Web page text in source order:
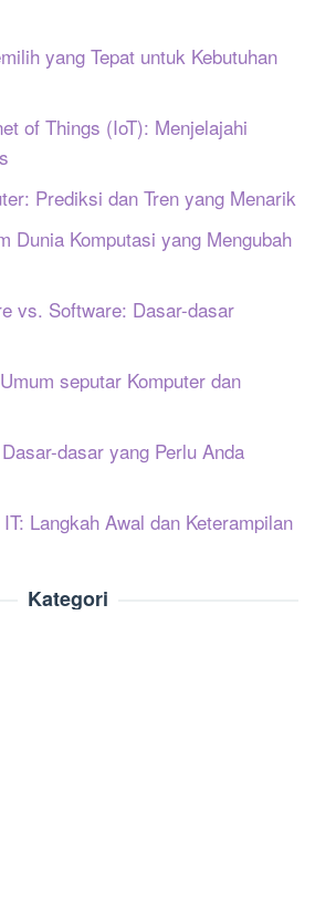
yang Tepat untuk Kebutuhan
of Things (IoT): Menjelajahi
Prediksi dan Tren yang Menarik
Dunia Komputasi yang Mengubah
vs. Software: Dasar-dasar
seputar Komputer dan
dasar yang Perlu Anda
Langkah Awal dan Keterampilan
Kategori